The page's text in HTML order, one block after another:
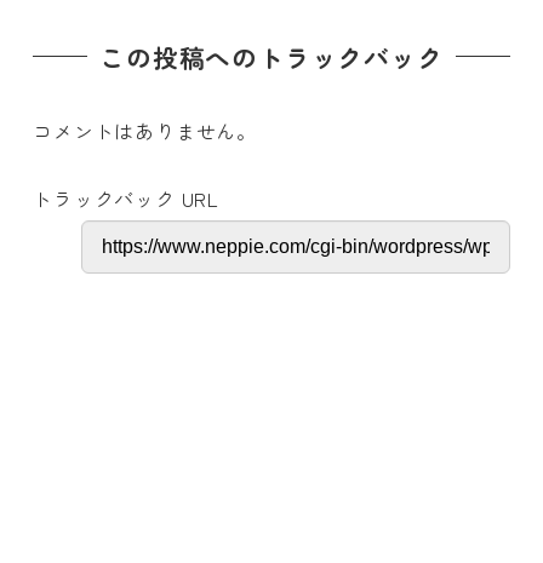
この投稿へのトラックバック
コメントはありません。
トラックバック URL